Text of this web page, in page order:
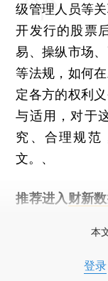
级管理人员等
开发行的股票
易、操纵市场
等法规，如何
定各方的权利
与适用，对于
究、合理规范
文。、
推荐进入 财新
本
登录